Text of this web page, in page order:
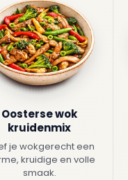
Oosterse wok
kruidenmix
je wokgerecht een
kruidige en volle
smaak.